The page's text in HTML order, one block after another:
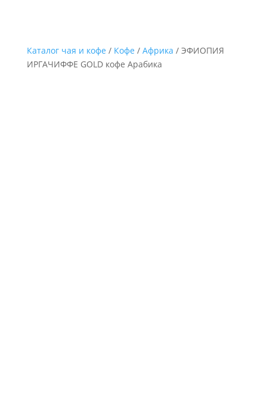
Каталог чая и кофе / Кофе / Африка / ЭФИОПИЯ
ИРГАЧИФФЕ GOLD кофе Арабика